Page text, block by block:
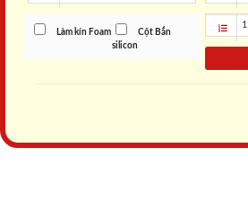
Làm kín Foam
Cột Bắn
silicon